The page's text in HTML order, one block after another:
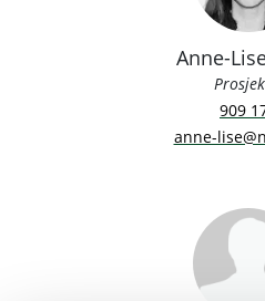
Anne-
909
anne-